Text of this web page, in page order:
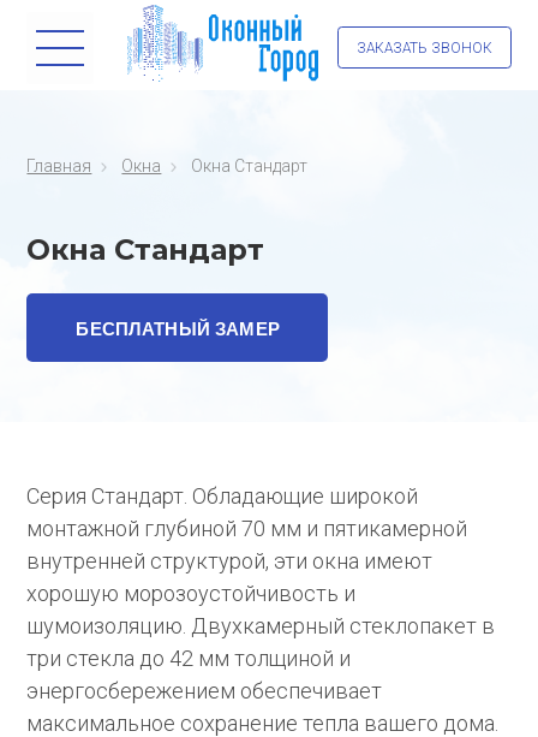
ЗАКАЗАТЬ ЗВОНОК
Главная Окна Окна Стандарт
Окна Стандарт
БЕСПЛАТНЫЙ ЗАМЕР
Серия Стандарт. Обладающие широкой
монтажной глубиной 70 мм и пятикамерной
внутренней структурой, эти окна имеют
хорошую морозоустойчивость и
шумоизоляцию. Двухкамерный стеклопакет в
три стекла до 42 мм толщиной и
энергосбережением обеспечивает
максимальное сохранение тепла вашего дома.